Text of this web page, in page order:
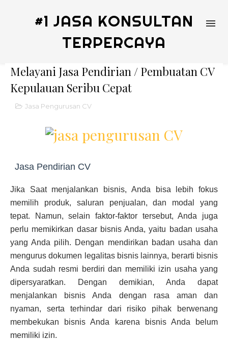
#1 JASA KONSULTAN
TERPERCAYA
Melayani Jasa Pendirian / Pembuatan CV
Kepulauan Seribu Cepat
Jasa Pengurusan CV
Jasa Pendirian CV
Jika Saat menjalankan bisnis, Anda bisa lebih fokus
memilih produk, saluran penjualan, dan modal yang
tepat. Namun, selain faktor-faktor tersebut, Anda juga
perlu memikirkan dasar bisnis Anda, yaitu badan usaha
yang Anda pilih. Dengan mendirikan badan usaha dan
mengurus dokumen legalitas bisnis lainnya, berarti bisnis
Anda sudah resmi berdiri dan memiliki izin usaha yang
dipersyaratkan. Dengan demikian, Anda dapat
menjalankan bisnis Anda dengan rasa aman dan
nyaman, serta terhindar dari risiko pihak berwenang
membekukan bisnis Anda karena bisnis Anda belum
memiliki izin.